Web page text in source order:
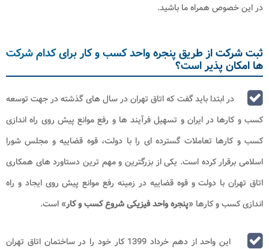
در این خصوص همراه ما باشید.
ثبت شرکت از طریق پنجره واحد کسب و کار برای کدام شرکت
ها امکان پذیر است؟
در ابتدا باید گفت که اتاق تهران در سال های گذشته در جهت توسعه
کسب و کارها در ایران و تسهیل فرآیند ها و رفع موانع پیش روی راه اندازی
کسب و کارها تعاملات گسترده ای را با دولت، قوه قضاییه و مجلس شورا
اسلامی برقرار کرده است. یکی از بزرگترین و مهم ترین دستاورد های همکاری
اتاق تهران با دولت و قوه قضاییه در زمینه رفع موانع پیش روی ایجاد و راه‌
اندازی کسب و کارها «پنجره واحد فیزیکی شروع کسب‌ و کار» است.
این واحد از دهم خرداد 1399 کار خود را در ساختمان اتاق تهران